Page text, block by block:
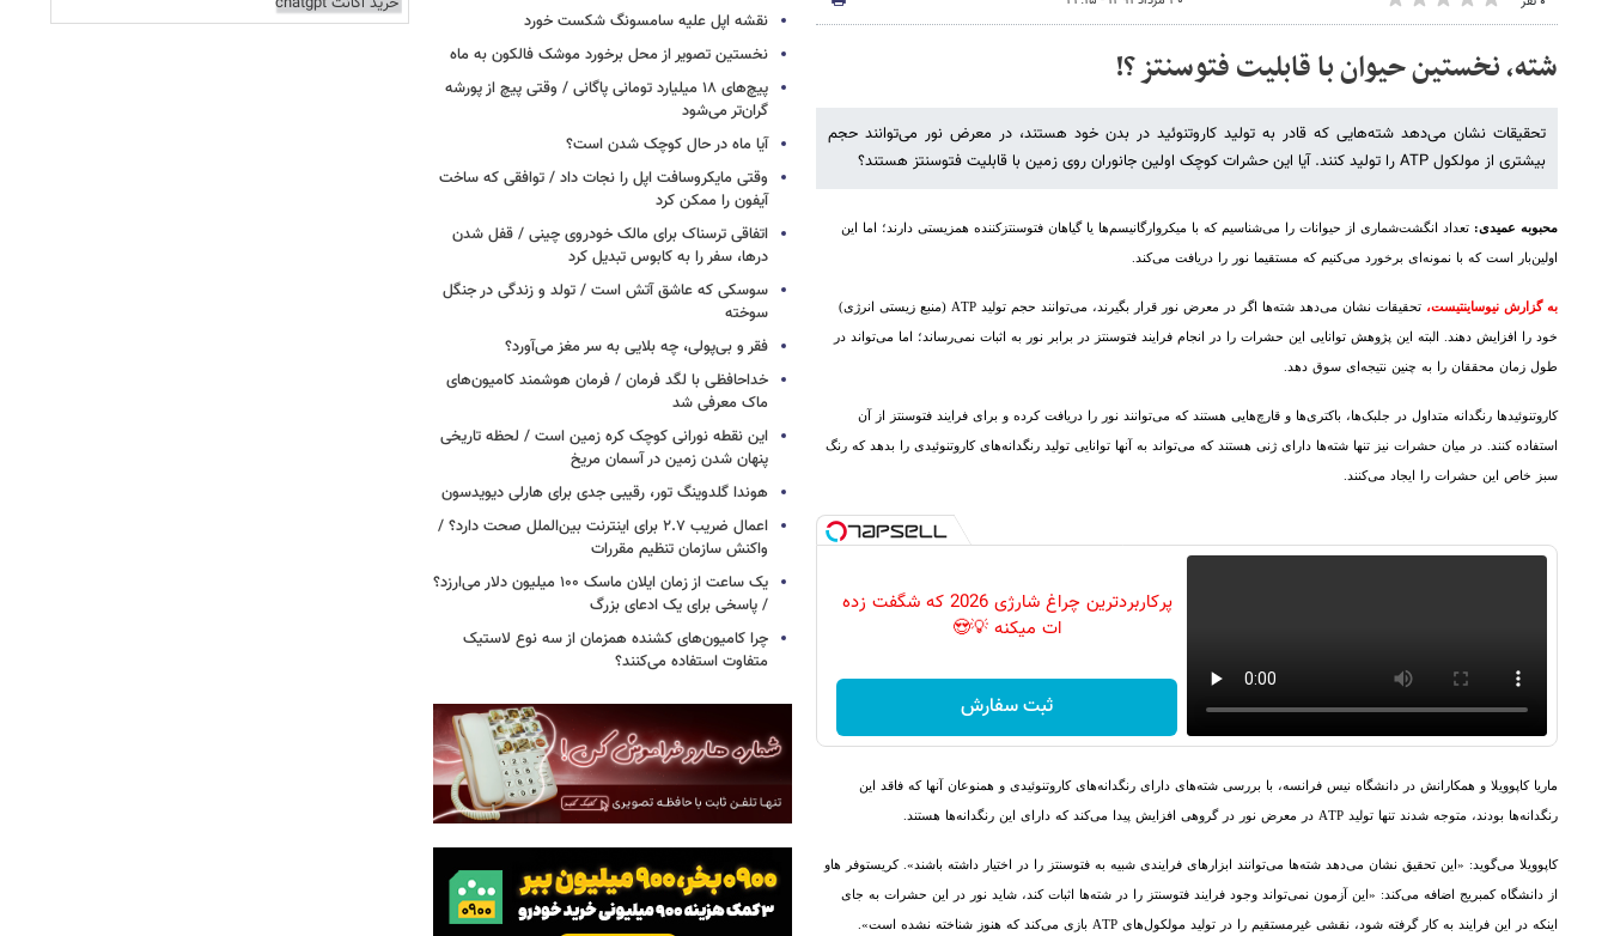
شته، نخستین حیوان با قابلیت فتوسنتز ؟!
تحقیقات نشان می‌دهد شته‌هایی که قادر به تولید کاروتنوئید در بدن خود هستند، در معرض نور می‌توانند حجم
بیشتری از مولکول ATP را تولید کنند. آیا این حشرات کوچک اولین جانوران روی زمین با قابلیت فتوسنتز هستند؟
محبوبه عمیدی: تعداد انگشت‌شماری از حیوانات را می‌شناسیم که با میکروارگانیسم‌ها یا گیاهان فتوسنتزکننده همزیستی دارند؛ اما این
اولین‌بار است که با نمونه‌ای برخورد می‌کنیم که مستقیما نور را دریافت می‌کند.
به گزارش نیوساینتیست، تحقیقات نشان می‌دهد شته‌ها اگر در معرض نور قرار بگیرند، می‌توانند حجم تولید ATP (منبع زیستی انرژی)
خود را افزایش دهند. البته این پژوهش توانایی این حشرات را در انجام فرایند فتوسنتز در برابر نور به اثبات نمی‌رساند؛ اما می‌تواند در
طول زمان محققان را به چنین نتیجه‌ای سوق دهد.
کاروتنوئیدها رنگدانه متداول در جلبک‌ها، باکتری‌ها و قارچ‌هایی هستند که می‌توانند نور را دریافت کرده و برای فرایند فتوسنتز از آن
استفاده کنند. در میان حشرات نیز تنها شته‌ها دارای ژنی هستند که می‌تواند به آنها توانایی تولید رنگدانه‌های کاروتنوئیدی را بدهد که رنگ
سبز خاص این حشرات را ایجاد می‌کنند.
پرکاربردترین چراغ شارژی 2026 که شگفت زده
ات میکنه 💡😍
ثبت سفارش
ماریا کاپوویلا و همکارانش در دانشگاه نیس فرانسه، با بررسی شته‌های دارای رنگدانه‌های کاروتنوئیدی و همنوعان آنها که فاقد این
رنگدانه‌ها بودند، متوجه شدند تنها تولید ATP در معرض نور در گروهی افزایش پیدا می‌کند که دارای این رنگدانه‌ها هستند.
کاپوویلا می‌گوید: «این تحقیق نشان می‌دهد شته‌ها می‌توانند ابزارهای فرایندی شبیه به فتوسنتز را در اختیار داشته باشند». کریستوفر هاو
از دانشگاه کمبریج اضافه می‌کند: «این آزمون نمی‌تواند وجود فرایند فتوسنتز را در شته‌ها اثبات کند، شاید نور در این حشرات به جای
اینکه در این فرایند به کار گرفته شود، نقشی غیرمستقیم را در تولید مولکول‌های ATP بازی می‌کند که هنوز شناخته نشده است».
نقشه اپل علیه سامسونگ شکست خورد
نخستین تصویر از محل برخورد موشک فالکون به ماه
پیچ‌های ۱۸ میلیارد تومانی پاگانی / وقتی پیچ از پورشه
گران‌تر می‌شود
آیا ماه در حال کوچک شدن است؟
وقتی مایکروسافت اپل را نجات داد / توافقی که ساخت
آیفون را ممکن کرد
اتفاقی ترسناک برای مالک خودروی چینی / قفل شدن
درها، سفر را به کابوس تبدیل کرد
سوسکی که عاشق آتش است / تولد و زندگی در جنگل
سوخته
فقر و بی‌پولی، چه بلایی به سر مغز می‌آورد؟
خداحافظی با لگد فرمان / فرمان هوشمند کامیون‌های
ماک معرفی شد
این نقطه نورانی کوچک کره زمین است / لحظه تاریخی
پنهان شدن زمین در آسمان مریخ
هوندا گلدوینگ تور، رقیبی جدی برای هارلی دیویدسون
اعمال ضریب ۲.۷ برای اینترنت بین‌الملل صحت دارد؟ /
واکنش سازمان تنظیم مقررات
یک ساعت از زمان ایلان ماسک ۱۰۰ میلیون دلار می‌ارزد؟
/ پاسخی برای یک ادعای بزرگ
چرا کامیون‌های کشنده همزمان از سه نوع لاستیک
متفاوت استفاده می‌کنند؟